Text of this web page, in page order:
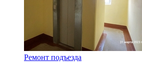
Ремонт подъезда